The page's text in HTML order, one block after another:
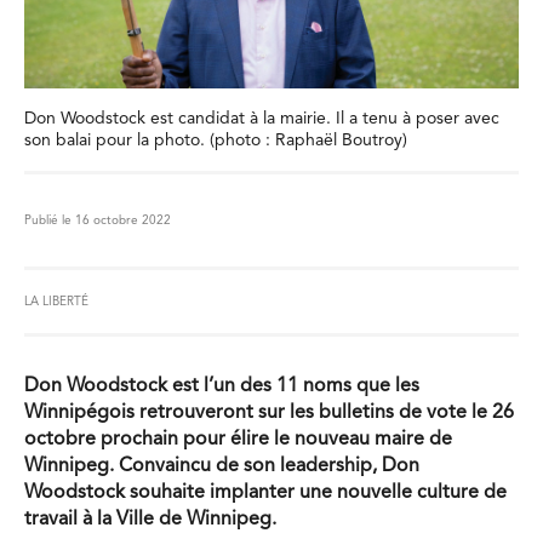
Don Woodstock est candidat à la mairie. Il a tenu à poser avec
son balai pour la photo. (photo : Raphaël Boutroy)
Publié le 16 octobre 2022
LA LIBERTÉ
Don Woodstock est l’un des 11 noms que les
Winnipégois retrouveront sur les bulletins de vote le 26
octobre prochain pour élire le nouveau maire de
Winnipeg. Convaincu de son leadership, Don
Woodstock souhaite implanter une nouvelle culture de
travail à la Ville de Winnipeg.